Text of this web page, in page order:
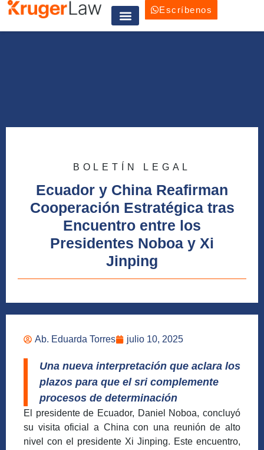
Escríbenos
BOLETÍN LEGAL
Ecuador y China Reafirman
Cooperación Estratégica tras
Encuentro entre los
Presidentes Noboa y Xi
Jinping
Ab. Eduarda Torres julio 10, 2025
Una nueva interpretación que aclara los
plazos para que el sri complemente
procesos de determinación
El presidente de Ecuador, Daniel Noboa, concluyó
su visita oficial a China con una reunión de alto
nivel con el presidente Xi Jinping. Este encuentro,